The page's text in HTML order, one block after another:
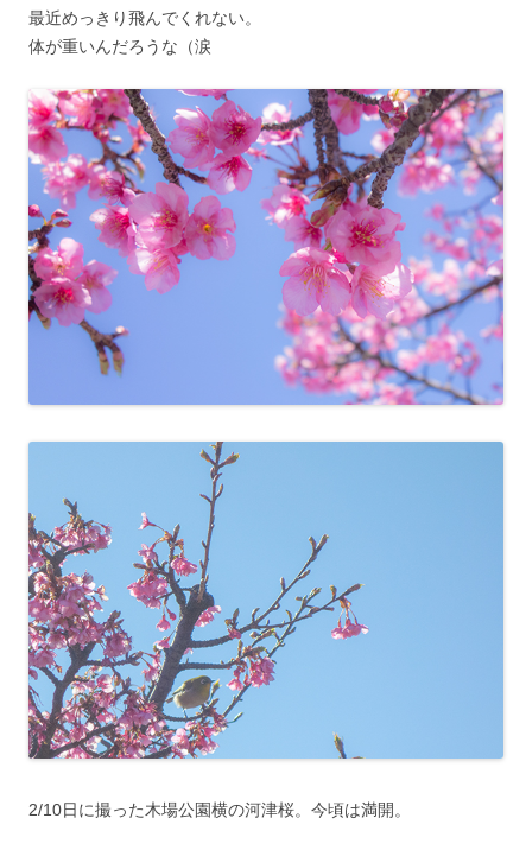
最近めっきり飛んでくれない。
体が重いんだろうな（涙
2/10日に撮った木場公園横の河津桜。今頃は満開。